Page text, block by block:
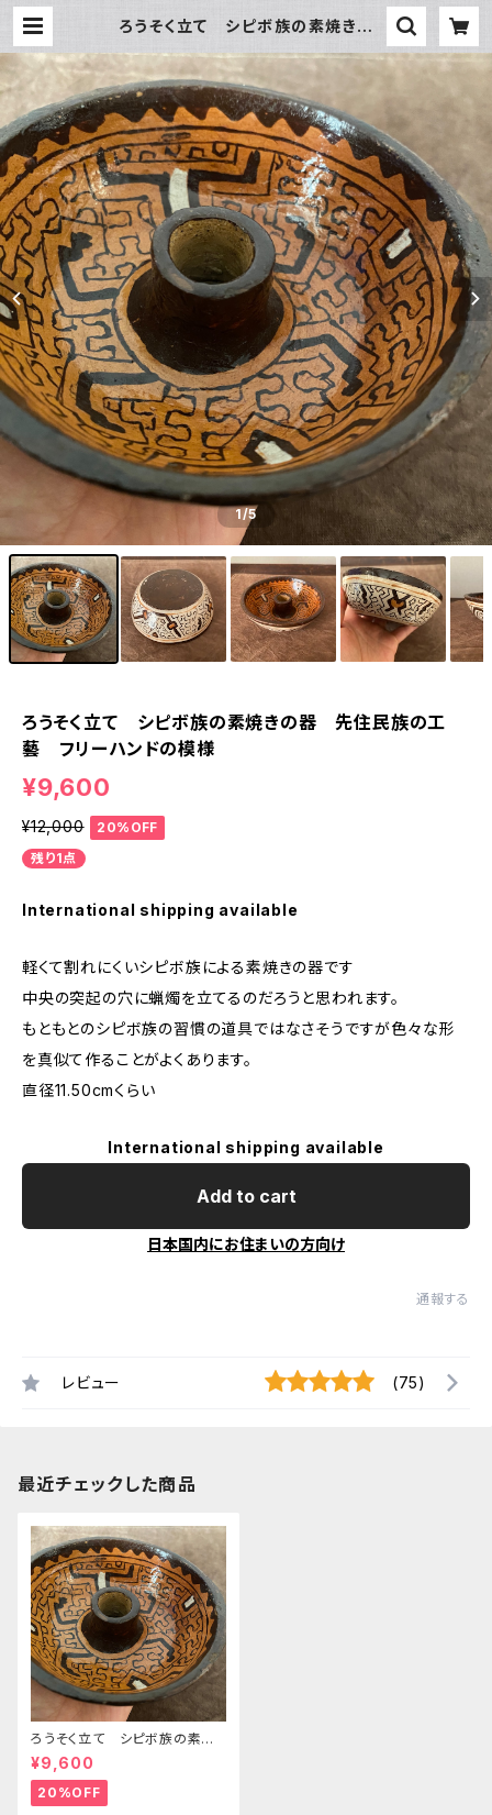
ろうそく立て シピボ族の素焼きの
模様 | アマゾン屋 シピボ族の泥染
めとバッグと雑貨
1/5
ろうそく立て シピボ族の素焼きの器 先住民族の工
藝 フリーハンドの模様
¥9,600
¥12,000
20%OFF
残り1点
International shipping available
軽くて割れにくいシピボ族による素焼きの器です
中央の突起の穴に蝋燭を立てるのだろうと思われます。
もともとのシピボ族の習慣の道具ではなさそうですが色々な形
を真似て作ることがよくあります。
直径11.50cmくらい
International shipping available
Add to cart
日本国内にお住まいの方向け
通報する
レビュー (75)
最近チェックした商品
ろうそく立て シピボ族の素焼
きの器 先住民族の工藝 フリ
ーハンドの模様
¥9,600
20%OFF